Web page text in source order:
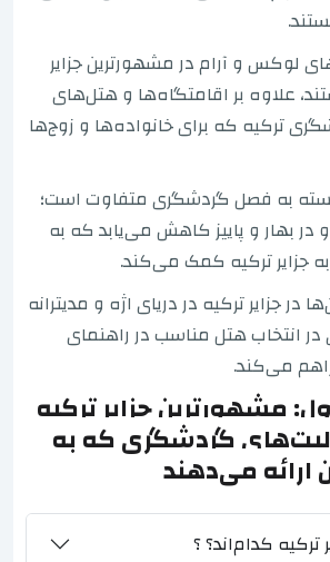
لوکس و آرام در مشهورترین جزایر
علاوه بر اقامتگاه‌ها و هتل‌های
ترکیه که برای خانواده‌ها و زوج‌ها
به فصل گردشگری متفاوت است؛
در بهار و پاییز کاهش می‌یابد که به
جزایر ترکیه کمک می‌کند.
جزایر ترکیه در دریای اژه و مدیترانه
در انتخاب هتل مناسب در راهنمای
می‌کند.
مشهورترین جزایر ترکیه
گردشگری که به
ارائه می‌دهند
ترکیه کدام‌اند؟ ؟